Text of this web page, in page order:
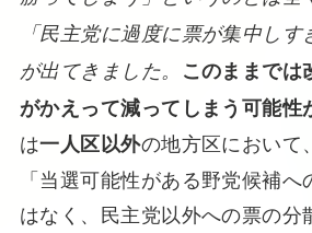
「民主党に過度に票が集中し
が出てきました。
このままでは
がかえって減ってしまう可能性
は一人区以外の地方区において
「当選可能性がある野党候補
はなく、民主党以外への票の分